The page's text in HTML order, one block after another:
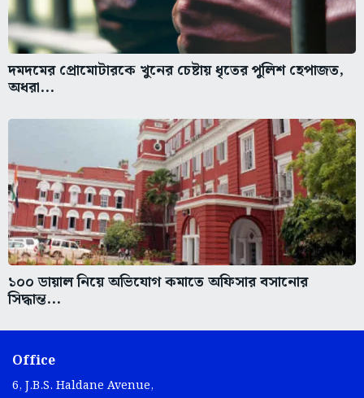
দমদমের প্রোমোটারকে খুনের চেষ্টায় ধৃতের পুলিশ হেপাজত,
অধরা...
১০০ ডায়াল নিয়ে অভিযোগ কমাতে অফিসার বসানোর
সিদ্ধান্ত...
Office
6, J.B.S. Haldane Avenue,